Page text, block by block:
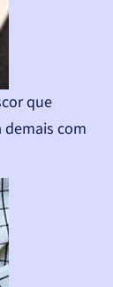
que
demais com